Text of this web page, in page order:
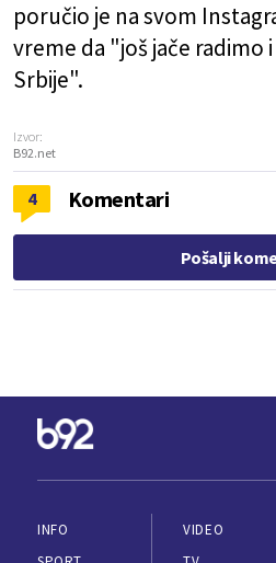
poručio je na svom
vreme da "još jače radimo
Srbije".
Izvor:
B92.net
4 Komentari
Pošalji
INFO
VIDEO